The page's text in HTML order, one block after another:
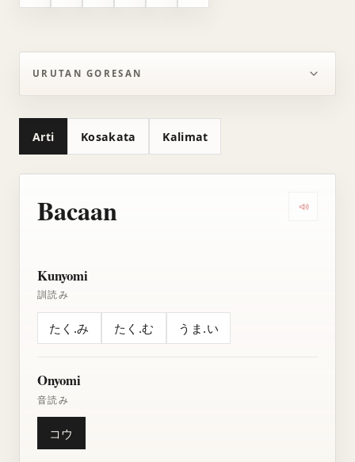
URUTAN GORESAN
Arti Kosakata Kalimat
Bacaan
Kunyomi
訓読み
たく.み たく.む うま.い
Onyomi
音読み
コウ